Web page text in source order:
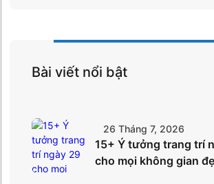
Bài viết nổi bật
26 Tháng 7, 2026
15+ Ý tưởng trang trí
cho mọi không gian